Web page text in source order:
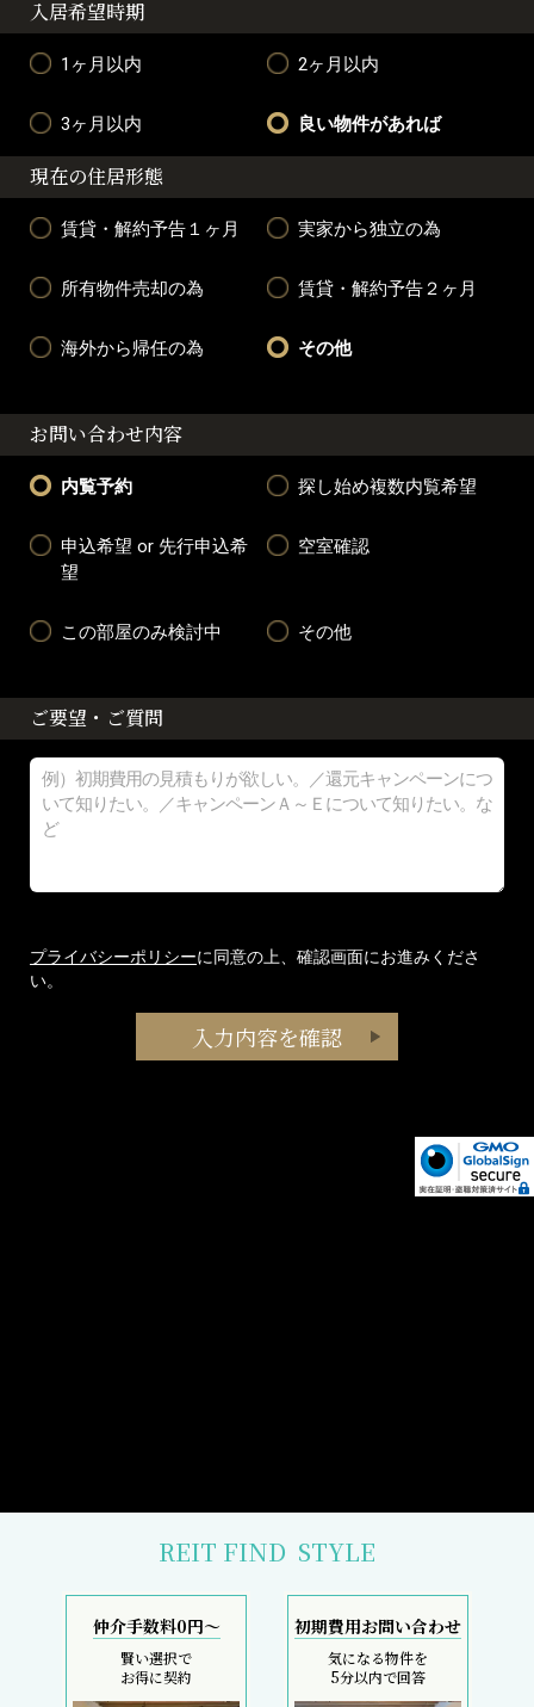
入居希望時期
1ヶ月以内 2ヶ月以内
3ヶ月以内 良い物件があれば
現在の住居形態
賃貸・解約予告１ヶ月 実家から独立の為
所有物件売却の為 賃貸・解約予告２ヶ月
海外から帰任の為 その他
お問い合わせ内容
内覧予約 探し始め複数内覧希望
申込希望 or 先行申込希
望
空室確認
この部屋のみ検討中 その他
ご要望・ご質問
プライバシーポリシーに同意の上、確認画面にお進みくださ
い。
REIT FIND STYLE
仲介手数料0円～
賢い選択で
お得に契約
初期費用お問い合わせ
気になる物件を
5分以内で回答